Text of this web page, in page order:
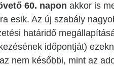
60. napon akkor is
esik. Az új szabály
határidő
időpontját)
nem későbbi, mint az